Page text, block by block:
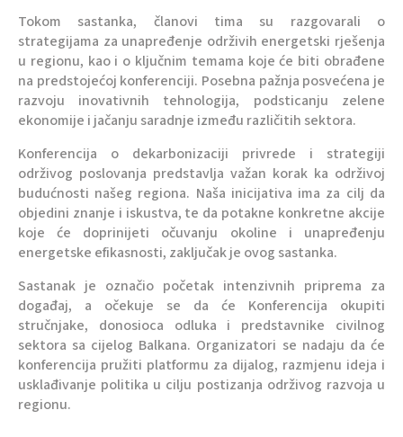
Tokom sastanka, članovi tima su razgovarali o
strategijama za unapređenje održivih energetski rješenja
u regionu, kao i o ključnim temama koje će biti obrađene
na predstojećoj konferenciji. Posebna pažnja posvećena je
razvoju inovativnih tehnologija, podsticanju zelene
ekonomije i jačanju saradnje između različitih sektora.
Konferencija o dekarbonizaciji privrede i strategiji
održivog poslovanja predstavlja važan korak ka održivoj
budućnosti našeg regiona. Naša inicijativa ima za cilj da
objedini znanje i iskustva, te da potakne konkretne akcije
koje će doprinijeti očuvanju okoline i unapređenju
energetske efikasnosti, zaključak je ovog sastanka.
Sastanak je označio početak intenzivnih priprema za
događaj, a očekuje se da će Konferencija okupiti
stručnjake, donosioca odluka i predstavnike civilnog
sektora sa cijelog Balkana. Organizatori se nadaju da će
konferencija pružiti platformu za dijalog, razmjenu ideja i
usklađivanje politika u cilju postizanja održivog razvoja u
regionu.